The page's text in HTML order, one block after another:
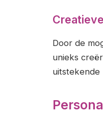
Door de
unieks
uitstekende